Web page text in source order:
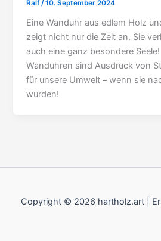
Ralf/10. September 2024
Eine Wanduhr aus edlem Holz
zeigt nicht nur die Zeit an. Sie
auch eine ganz besondere
Wanduhren sind Ausdruck von
für unsere Umwelt – wenn sie
wurden!
Copyright © 2026 hartholz.art |